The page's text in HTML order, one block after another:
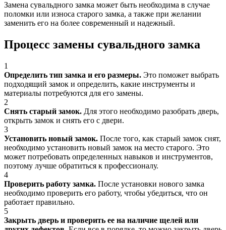
Замена сувальдного замка может быть необходима в случае
поломки или износа старого замка, а также при желании
заменить его на более современный и надежный.
Процесс замены сувальдного замка
1
Определить тип замка и его размеры. Это поможет выбрать
подходящий замок и определить, какие инструменты и
материалы потребуются для его замены.
2
Снять старый замок. Для этого необходимо разобрать дверь,
открыть замок и снять его с двери.
3
Установить новый замок. После того, как старый замок снят,
необходимо установить новый замок на место старого. Это
может потребовать определенных навыков и инструментов,
поэтому лучше обратиться к профессионалу.
4
Проверить работу замка. После установки нового замка
необходимо проверить его работу, чтобы убедиться, что он
работает правильно.
5
Закрыть дверь и проверить ее на наличие щелей или